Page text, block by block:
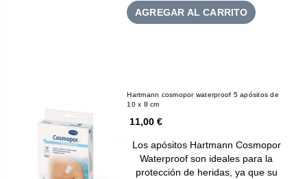
AGREGAR AL CARRITO
Hartmann cosmopor waterproof 5 apósitos de
10 x 8 cm
11,00 €
Los apósitos Hartmann Cosmopor
Waterproof son ideales para la
protección de heridas, ya que su